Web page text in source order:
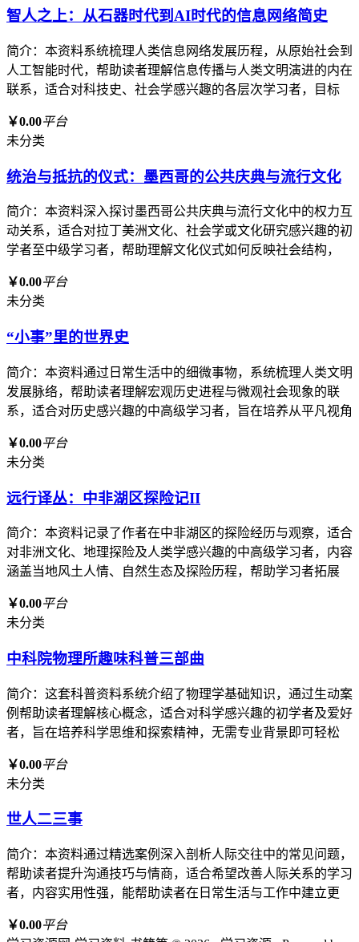
智人之上：从石器时代到AI时代的信息网络简史
简介：本资料系统梳理人类信息网络发展历程，从原始社会到
人工智能时代，帮助读者理解信息传播与人类文明演进的内在
联系，适合对科技史、社会学感兴趣的各层次学习者，目标
￥0.00平台
未分类
统治与抵抗的仪式：墨西哥的公共庆典与流行文化
简介：本资料深入探讨墨西哥公共庆典与流行文化中的权力互
动关系，适合对拉丁美洲文化、社会学或文化研究感兴趣的初
学者至中级学习者，帮助理解文化仪式如何反映社会结构，
￥0.00平台
未分类
“小事”里的世界史
简介：本资料通过日常生活中的细微事物，系统梳理人类文明
发展脉络，帮助读者理解宏观历史进程与微观社会现象的联
系，适合对历史感兴趣的中高级学习者，旨在培养从平凡视角
￥0.00平台
未分类
远行译丛：中非湖区探险记II
简介：本资料记录了作者在中非湖区的探险经历与观察，适合
对非洲文化、地理探险及人类学感兴趣的中高级学习者，内容
涵盖当地风土人情、自然生态及探险历程，帮助学习者拓展
￥0.00平台
未分类
中科院物理所趣味科普三部曲
简介：这套科普资料系统介绍了物理学基础知识，通过生动案
例帮助读者理解核心概念，适合对科学感兴趣的初学者及爱好
者，旨在培养科学思维和探索精神，无需专业背景即可轻松
￥0.00平台
未分类
世人二三事
简介：本资料通过精选案例深入剖析人际交往中的常见问题，
帮助读者提升沟通技巧与情商，适合希望改善人际关系的学习
者，内容实用性强，能帮助读者在日常生活与工作中建立更
￥0.00平台